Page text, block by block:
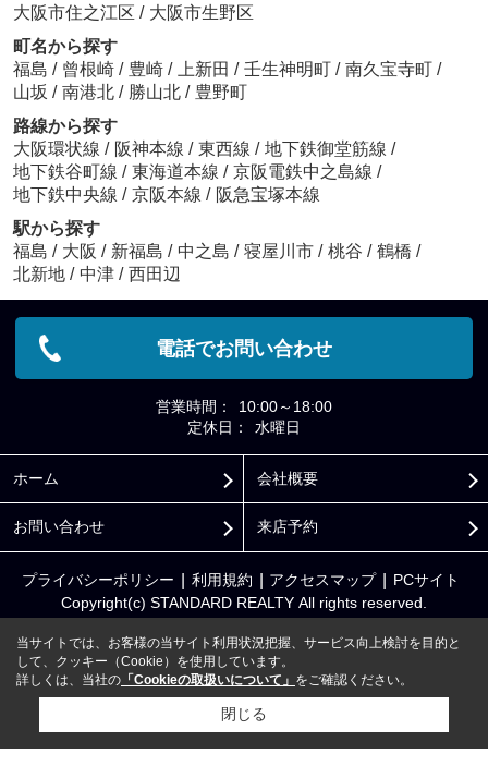
大阪市住之江区 / 大阪市生野区
町名から探す
福島 / 曾根崎 / 豊崎 / 上新田 / 壬生神明町 / 南久宝寺町 /
山坂 / 南港北 / 勝山北 / 豊野町
路線から探す
大阪環状線 / 阪神本線 / 東西線 / 地下鉄御堂筋線 /
地下鉄谷町線 / 東海道本線 / 京阪電鉄中之島線 /
地下鉄中央線 / 京阪本線 / 阪急宝塚本線
駅から探す
福島 / 大阪 / 新福島 / 中之島 / 寝屋川市 / 桃谷 / 鶴橋 /
北新地 / 中津 / 西田辺
電話でお問い合わせ
営業時間：
10:00～18:00
定休日：
水曜日
ホーム 会社概要
お問い合わせ 来店予約
プライバシーポリシー 利用規約 アクセスマップ PCサイト
Copyright(c) STANDARD REALTY All rights reserved.
当サイトでは、お客様の当サイト利用状況把握、サービス向上検討を目的と
して、クッキー（Cookie）を使用しています。
詳しくは、当社の 「Cookieの取扱いについて」 をご確認ください。
閉じる